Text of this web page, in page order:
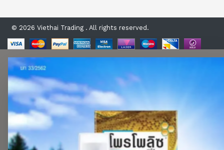
© 2026 Viethai Trading . All rights reserved.